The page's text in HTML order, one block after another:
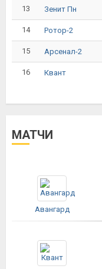
13 Зенит Пн
14 Ротор-2
15 Арсенал-2
16 Квант
МАТЧИ
Авангард